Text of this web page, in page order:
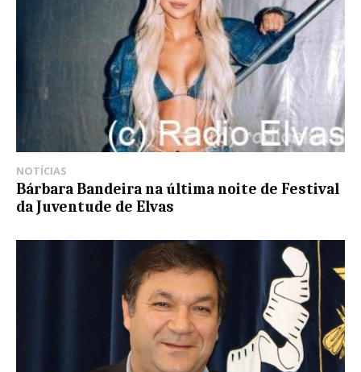
NOTÍCIAS
Bárbara Bandeira na última noite de Festival
da Juventude de Elvas